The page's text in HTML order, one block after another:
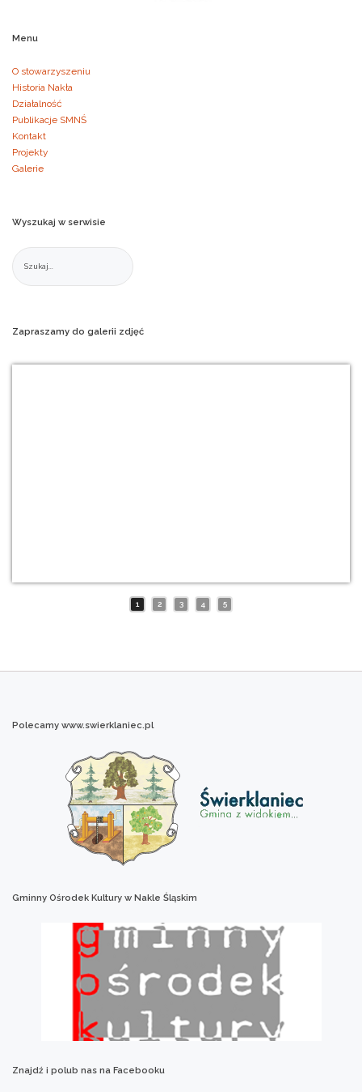
Menu
O stowarzyszeniu
Historia Nakła
Działalność
Publikacje SMNŚ
Kontakt
Projekty
Galerie
Wyszukaj w serwisie
Zapraszamy do galerii zdjęć
1 2 3 4 5
Polecamy www.swierklaniec.pl
Gminny Ośrodek Kultury w Nakle Śląskim
Znajdź i polub nas na Facebooku